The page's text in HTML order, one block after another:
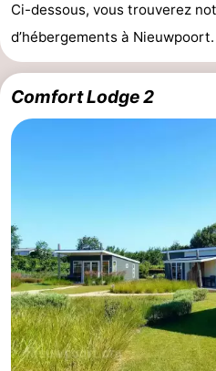
Ci-dessous, vous trouverez
d’hébergements à Nieuwpoort.
Comfort Lodge 2